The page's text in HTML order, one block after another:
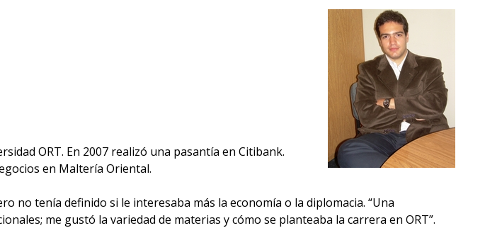
eventos
Eventos
anteriores
Testimonios
La
facultad
los
medios
ORT. En 2007 realizó una pasantía en Citibank.
en Maltería Oriental.
no tenía definido si le interesaba más la economía o la diplomacia. “Una
me gustó la variedad de materias y cómo se planteaba la carrera en ORT”.